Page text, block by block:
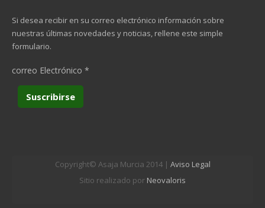
Si desea recibir en su correo electrónico información sobre
nuestras últimas novedades y noticias, rellene este simple
formulario.
correo Electrónico *
Copyright© Asaja Murcia 2014 | Aviso Legal
Sitio realizado por Neovaloris